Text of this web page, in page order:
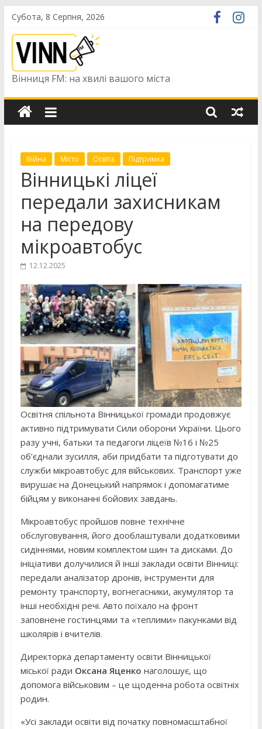
Skip
content
Субота, 8 Серпня, 2026
Вінниця FM: на хвилі вашого міста
Війна Місто Освіта Підтримка
Вінницькі ліцеї
передали захисникам
на передову
мікроавтобус
12.12.2025
Освітня спільнота Вінницької громади продовжує
активно підтримувати Сили оборони України. Цього
разу учні, батьки та педагоги ліцеїв №16 і №25
об’єднали зусилля, аби придбати та підготувати до
служби мікроавтобус для військових. Транспорт уже
вирушає на Донецький напрямок і допомагатиме
бійцям у виконанні бойових завдань.
Мікроавтобус пройшов повне технічне
обслуговування, його дооблаштували додатковими
сидіннями, новим комплектом шин та дисками. До
ініціативи долучилися й інші заклади освіти Вінниці:
передали аналізатор дронів, інструменти для
ремонту транспорту, вогнегасники, акумулятор та
інші необхідні речі. Авто поїхало на фронт
заповнене гостинцями та «теплими» пакунками від
школярів і вчителів.
Директорка департаменту освіти Вінницької
міської ради Оксана Яценко наголошує, що
допомога військовим – це щоденна робота освітніх
родин.
«Усі заклади освіти від початку повномасштабної